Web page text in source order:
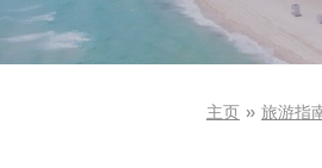
主页 » 旅游指